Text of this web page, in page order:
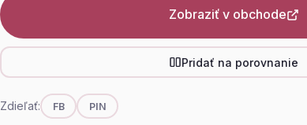
Zobraziť v obchode
Pridať na porovnanie
Zdieľať: FB PIN